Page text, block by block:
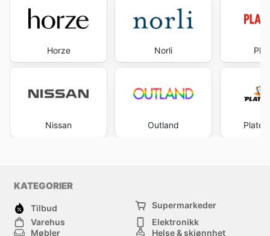
Horze
Nissan
Norli
Outland
KATEGORIER
Tilbud
Supermarkeder
Varehus
Elektronikk
Møbler
Helse & skjønnhet